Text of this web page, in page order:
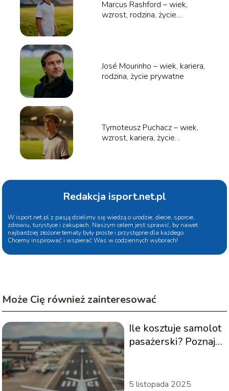
Marcus Rashford – wiek,
wzrost, rodzina, życie
José Mourinho – wiek, kariera,
rodzina, życie prywatne
Tymoteusz Puchacz – wiek,
wzrost, kariera, życie
Redakcja isport.net.pl
W isport.net.pl z pasją dzielimy się wiedzą o urodzie, diecie, sporcie,
zdrowiu, turystyce i zakupach. Naszym celem jest sprawić, by nawet
najbardziej złożone tematy były proste i przystępne dla każdego.
Chcemy inspirować i wspierać Was w codziennych wyborach!
Może Cię również zainteresować
Ile kosztuje samolot
pasażerski? Poznaj
5 listopada 2025